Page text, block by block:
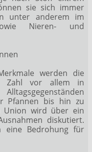
sie sich immer
unter anderem im
Nieren- und
werden die
Zahl vor allem in
Pfannen bis hin zu
Union wird über ein
diskutiert.
eine Bedrohung für